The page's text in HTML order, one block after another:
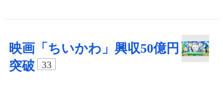
映画「ちいかわ」興収50億円
突破
33